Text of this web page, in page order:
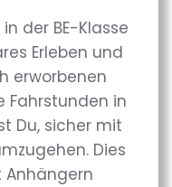
der BE-Klasse
Erleben und
erworbenen
Fahrstunden in
Du, sicher mit
Dies